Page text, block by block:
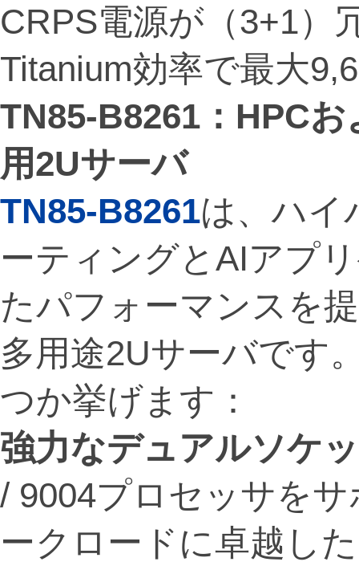
CRPS電源が（3+1）
Titanium効率で最大
TN85-B8261 ： HPCお
用2Uサーバ
TN85-B8261は、ハイ
ーティングとAIアプ
たパフォーマンスを
多用途2Uサーバです
つか挙げます：
強力なデュアルソケ
/ 9004プロセッサを
ークロードに卓越し